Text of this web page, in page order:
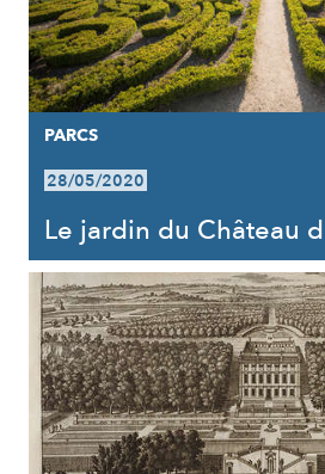
PARCS
28/05/2020
Le jardin du Château